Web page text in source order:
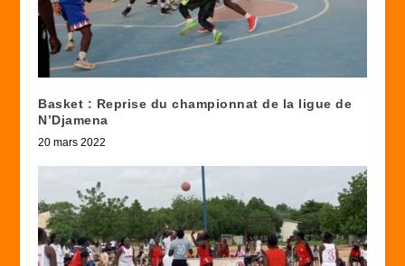
Basket : Reprise du championnat de la ligue de
N’Djamena
20 mars 2022